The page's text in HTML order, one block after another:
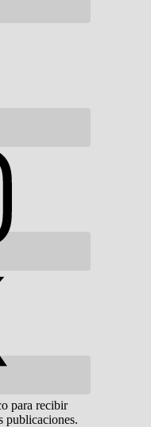
para recibir
publicaciones.